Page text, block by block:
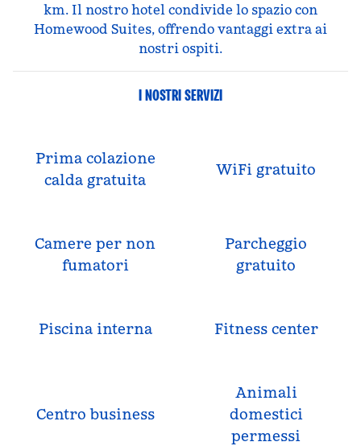
km. Il nostro hotel condivide lo spazio con
Homewood Suites, offrendo vantaggi extra ai
nostri ospiti.
I NOSTRI SERVIZI
Prima colazione
calda gratuita
WiFi gratuito
Camere per non
fumatori
Parcheggio
gratuito
Piscina interna Fitness center
Centro business
Animali
domestici
permessi